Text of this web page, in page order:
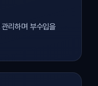
리하며 부수입을